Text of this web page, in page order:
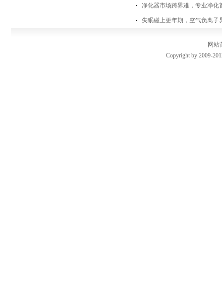
净化器市场跨界难，专业净化
失眠碰上更年期，空气负离子
网站
Copyright by 2009-